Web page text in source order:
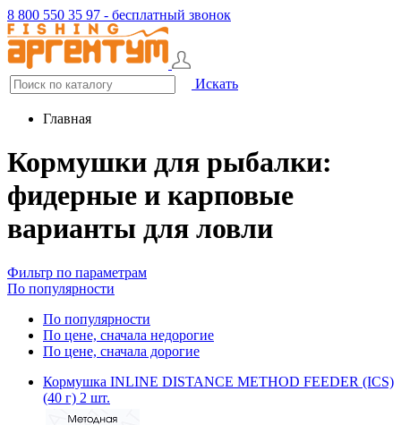
8 800 550 35 97 - бесплатный звонок
Искать
Главная
Кормушки для рыбалки:
фидерные и карповые
варианты для ловли
Фильтр по параметрам
По популярности
По популярности
По цене, сначала недорогие
По цене, сначала дорогие
Кормушка INLINE DISTANCE METHOD FEEDER (ICS)
(40 г) 2 шт.